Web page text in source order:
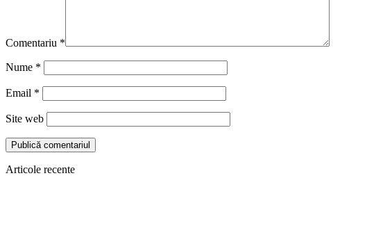
Comentariu *
Nume *
Email *
Site web
Articole recente